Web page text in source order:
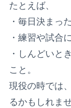
たとえば、
・毎日決まっ
・練習や試合
・しんどいと
こと。
現役の時では
るかもしれませ